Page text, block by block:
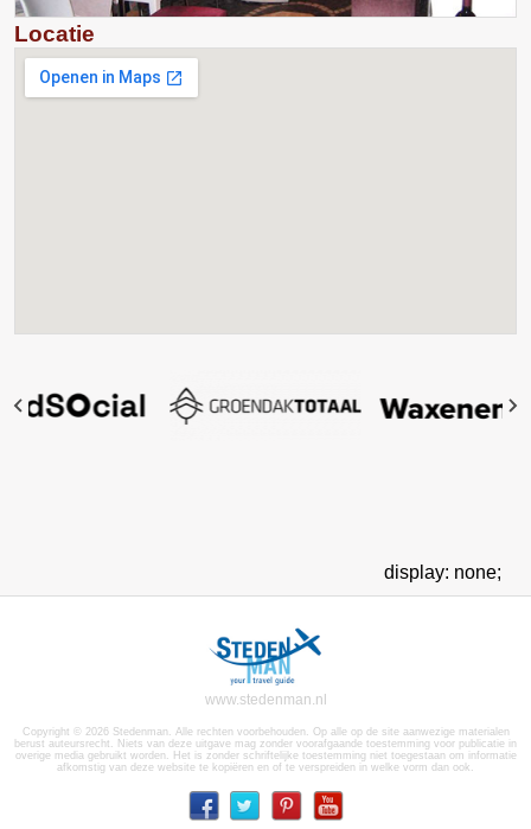
Locatie
display: none;
www.stedenman.nl
Copyright © 2026 Stedenman. Alle rechten voorbehouden. Op alle op de site aanwezige materialen
berust auteursrecht. Niets van deze uitgave mag zonder voorafgaande toestemming voor publicatie in
overige media gebruikt worden. Het is zonder schriftelijke toestemming niet toegestaan om informatie
afkomstig van deze website te kopiëren en of te verspreiden in welke vorm dan ook.